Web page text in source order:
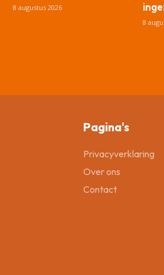
8 augustus 2026
8
Pagina's
Privacyverklaring
Over ons
Contact